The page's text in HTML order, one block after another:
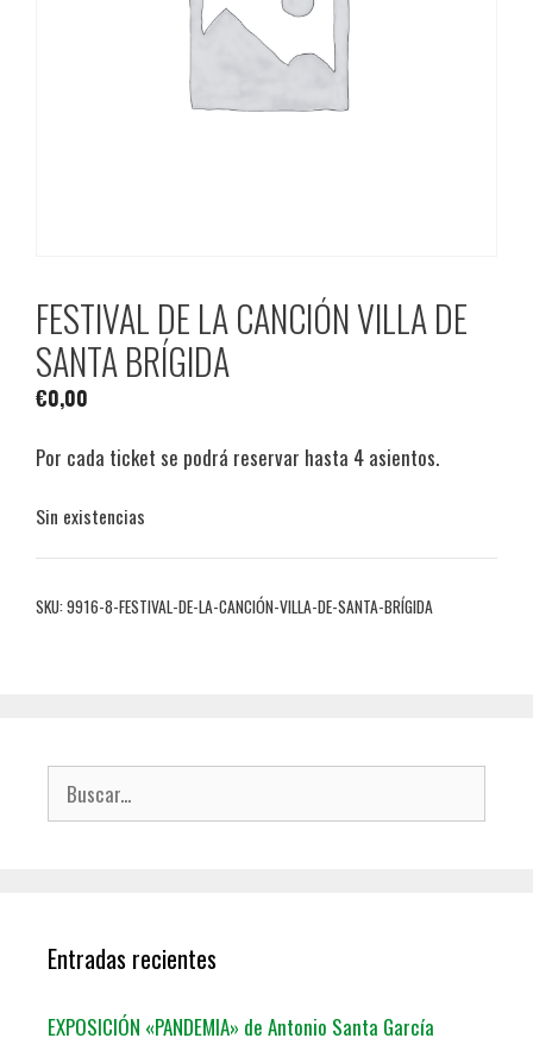
FESTIVAL DE LA CANCIÓN VILLA DE
SANTA BRÍGIDA
€0,00
Por cada ticket se podrá reservar hasta 4 asientos.
Sin existencias
SKU:9916-8-FESTIVAL-DE-LA-CANCIÓN-VILLA-DE-SANTA-BRÍGIDA
Entradas recientes
EXPOSICIÓN «PANDEMIA» de Antonio Santa García